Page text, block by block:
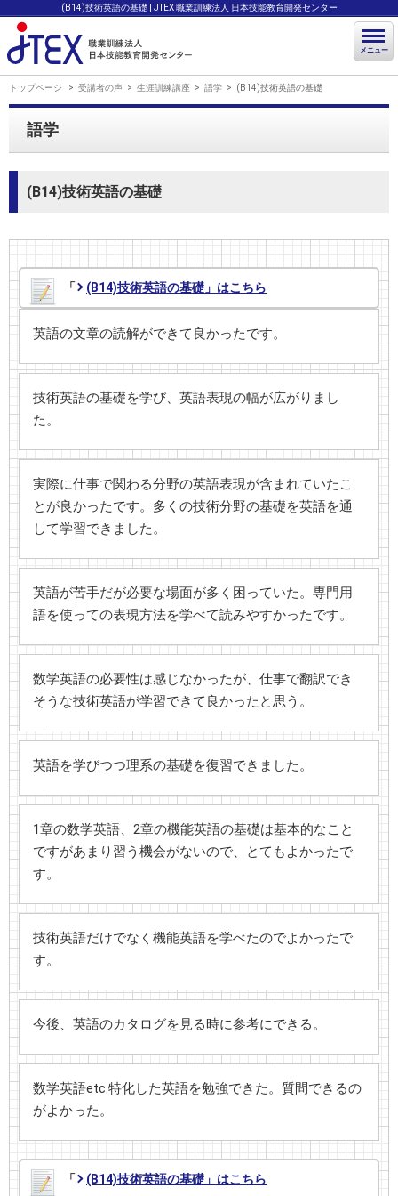
(B14)技術英語の基礎 | JTEX 職業訓練法人 日本技能教育開発センター
メニュー
トップページ 受講者の声 生涯訓練講座 語学 (B14)技術英語の基礎
語学
(B14)技術英語の基礎
「 (B14)技術英語の基礎」はこちら
英語の文章の読解ができて良かったです。
技術英語の基礎を学び、英語表現の幅が広がりまし
た。
実際に仕事で関わる分野の英語表現が含まれていたこ
とが良かったです。多くの技術分野の基礎を英語を通
して学習できました。
英語が苦手だが必要な場面が多く困っていた。専門用
語を使っての表現方法を学べて読みやすかったです。
数学英語の必要性は感じなかったが、仕事で翻訳でき
そうな技術英語が学習できて良かったと思う。
英語を学びつつ理系の基礎を復習できました。
1章の数学英語、2章の機能英語の基礎は基本的なこと
ですがあまり習う機会がないので、とてもよかったで
す。
技術英語だけでなく機能英語を学べたのでよかったで
す。
今後、英語のカタログを見る時に参考にできる。
数学英語etc.特化した英語を勉強できた。質問できるの
がよかった。
「 (B14)技術英語の基礎」はこちら